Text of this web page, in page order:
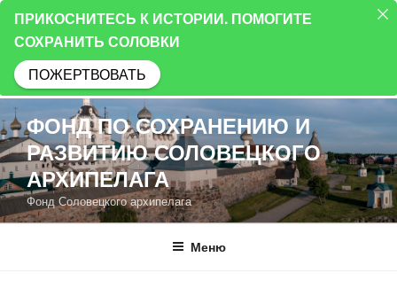
Перейти
к
содержимому
ФОНД ПО СОХРАНЕНИЮ И
РАЗВИТИЮ СОЛОВЕЦКОГО
АРХИПЕЛАГА
Фонд Соловецкого архипелага
Меню
ПРИКОСНИТЕСЬ К ИСТОРИИ. ПОМОГИТЕ
СОХРАНИТЬ СОЛОВКИ
ПОЖЕРТВОВАТЬ